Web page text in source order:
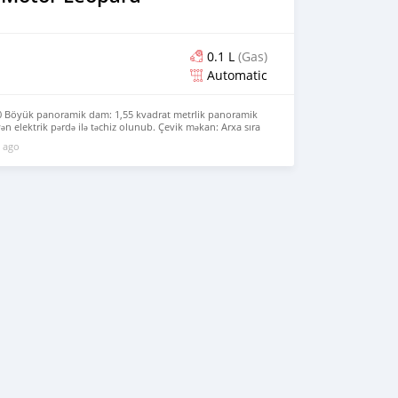
0.1 L (Gas)
Automatic
Böyük panoramik dam: 1,55 kvadrat metrlik panoramik
elektrik pərdə ilə təchiz olunub. Çevik məkan: Arxa sıra
bilər. Baqajın əsas həcmi 602 litr, arxa oturacaqlar
Həmçinin 106 litrlik yuyula bilən çökək saxlama
multimedia sistemi Leapmotor OS-dur və Tongyi